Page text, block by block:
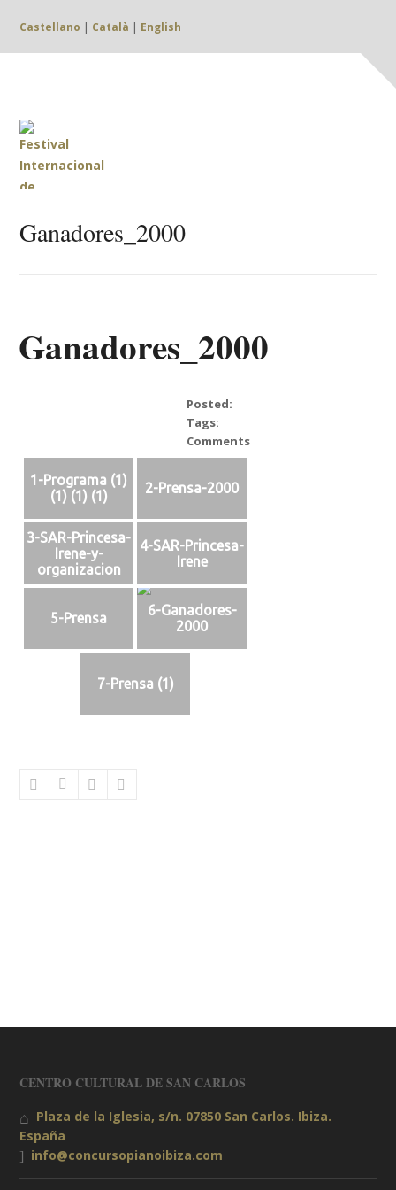
Castellano | Català | English
Ganadores_2000
Ganadores_2000
Posted:
abril 9, 2026
Tags:
Comments:
1-Programa (1)
(1) (1) (1)
2-Prensa-2000
3-SAR-Princesa-
Irene-y-
organizacion
4-SAR-Princesa-
Irene
5-Prensa
6-Ganadores-
2000
7-Prensa (1)
CENTRO CULTURAL DE SAN CARLOS
Plaza de la Iglesia, s/n. 07850 San Carlos. Ibiza.
España
info@concursopianoibiza.com